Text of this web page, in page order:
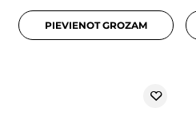
PIEVIENOT GROZAM